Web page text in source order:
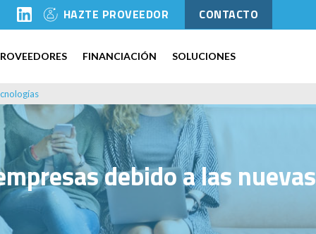
HAZTE PROVEEDOR CONTACTO
FINANCIACIÓN SOLUCIONES
debido a las nuevas